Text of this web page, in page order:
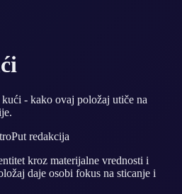
kući - kako ovaj položaj utiče na
redakcija
kroz materijalne vrednosti i
daje osobi fokus na sticanje i